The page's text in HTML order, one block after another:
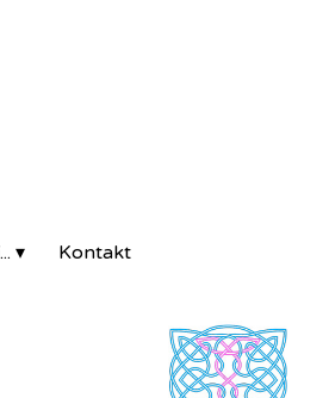
▾ Kontakt